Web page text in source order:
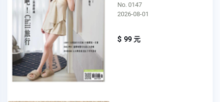
No. 0147
2026-08-01
$ 99 元